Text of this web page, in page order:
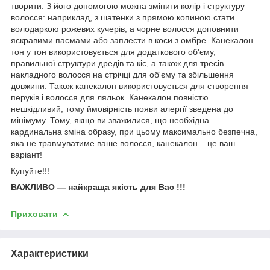
творити. З його допомогою можна змінити колір і структуру
волосся: наприклад, з шатенки з прямою копиною стати
володаркою рожевих кучерів, а чорне волосся доповнити
яскравими пасмами або заплести в коси з омбре. Канекалон
тон у тон використовується для додаткового об'єму,
правильної структури дредів та кіс, а також для тресів –
накладного волосся на стрічці для об'єму та збільшення
довжини. Також канекалон використовується для створення
перуків і волосся для ляльок. Канекалон повністю
нешкідливий, тому ймовірність появи алергії зведена до
мінімуму. Тому, якщо ви зважилися, що необхідна
кардинальна зміна образу, при цьому максимально безпечна,
яка не травмуватиме ваше волосся, канекалон – це ваш
варіант!
Купуйте!!!
ВАЖЛИВО — найкраща якість для Вас !!!
Приховати
Характеристики